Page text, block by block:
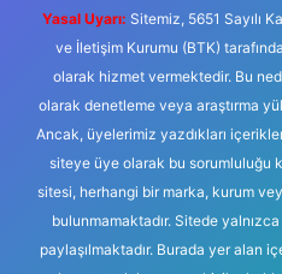
Yasal Uyarı: Sitemiz, 5651 Sayılı
ve İletişim Kurumu (BTK)
olarak hizmet vermektedir. Bu
olarak denetleme veya araştırma
Ancak, üyelerimiz yazdıkları
siteye üye olarak bu sorumluluğu
sitesi, herhangi bir marka, kurum
bulunmamaktadır. Sitede
paylaşılmaktadır. Burada yer alan